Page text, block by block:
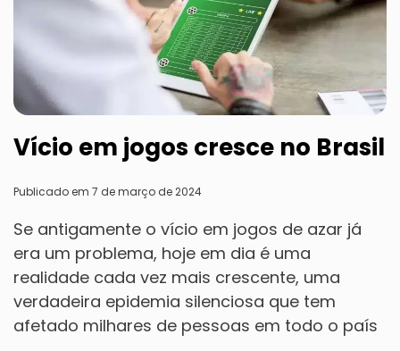
Vício em jogos cresce no Brasil
Publicado em 7 de março de 2024
Se antigamente o vício em jogos de azar já
era um problema, hoje em dia é uma
realidade cada vez mais crescente, uma
verdadeira epidemia silenciosa que tem
afetado milhares de pessoas em todo o país